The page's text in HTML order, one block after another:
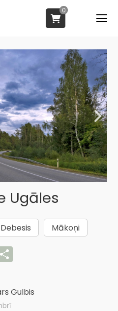
0
Ugāles
Debesis
Mākoņi
Link
Gulbis